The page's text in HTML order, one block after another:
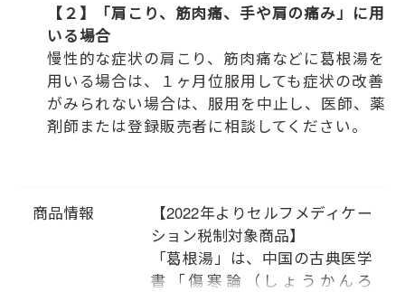
【２】「肩こり、筋肉痛、手や肩の痛み」に用
いる場合
慢性的な症状の肩こり、筋肉痛などに葛根湯を
用いる場合は、１ヶ月位服用しても症状の改善
がみられない場合は、服用を中止し、医師、薬
剤師または登録販売者に相談してください。
商品情報
【2022年よりセルフメディケー
ション税制対象商品】
「葛根湯」は、中国の古典医学
書「傷寒論（しょうかんろ